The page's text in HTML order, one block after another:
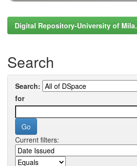
Digital Repository-University of Mila.
Search
Search:
for
Current filters: